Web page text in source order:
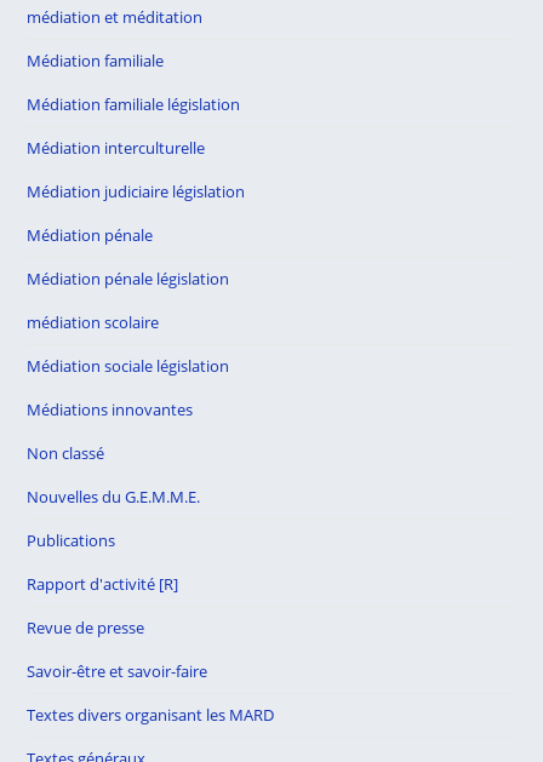
médiation et méditation
Médiation familiale
Médiation familiale législation
Médiation interculturelle
Médiation judiciaire législation
Médiation pénale
Médiation pénale législation
médiation scolaire
Médiation sociale législation
Médiations innovantes
Non classé
Nouvelles du G.E.M.M.E.
Publications
Rapport d'activité [R]
Revue de presse
Savoir-être et savoir-faire
Textes divers organisant les MARD